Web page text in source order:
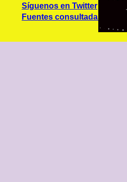
Síguenos en Twitter
Fuentes consultadas